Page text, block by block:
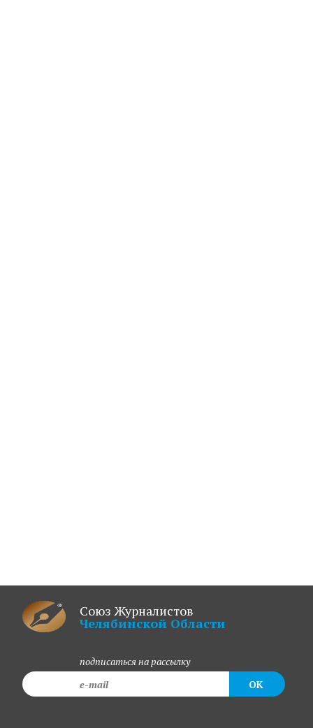
Союз Журналистов
Челябинской Области
подписаться на рассылку